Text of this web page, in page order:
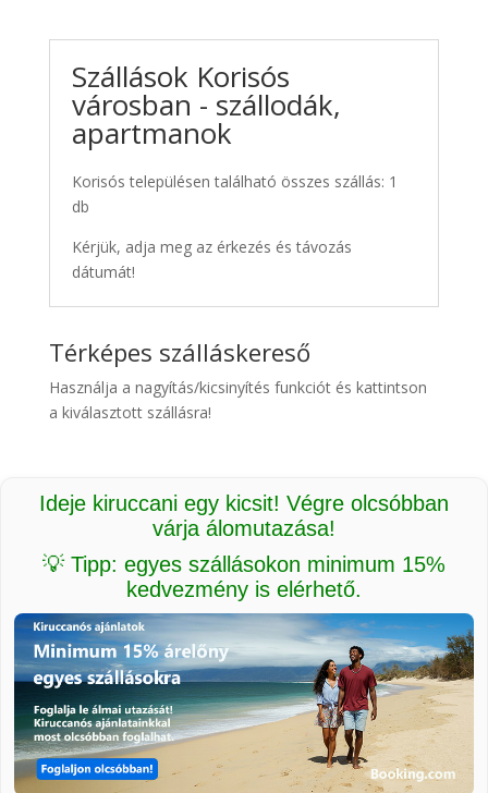
Szállások Korisós
városban - szállodák,
apartmanok
Korisós településen található összes szállás: 1
db
Kérjük, adja meg az érkezés és távozás
dátumát!
Térképes szálláskereső
Használja a nagyítás/kicsinyítés funkciót és kattintson
a kiválasztott szállásra!
Ideje kiruccani egy kicsit! Végre olcsóbban
várja álomutazása!
💡 Tipp: egyes szállásokon minimum 15%
kedvezmény is elérhető.